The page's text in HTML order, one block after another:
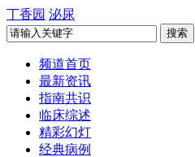
丁香园 泌尿
频道首页
最新资讯
指南共识
临床综述
精彩幻灯
经典病例